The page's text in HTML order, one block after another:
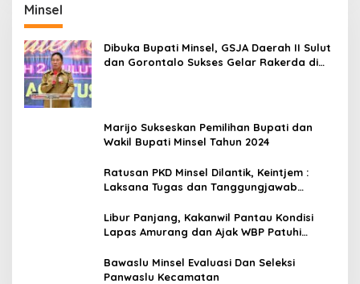
Minsel
Dibuka Bupati Minsel, GSJA Daerah II Sulut
dan Gorontalo Sukses Gelar Rakerda di
Marijo Sukseskan Pemilihan Bupati dan
Wakil Bupati Minsel Tahun 2024
Ratusan PKD Minsel Dilantik, Keintjem :
Laksana Tugas dan Tanggungjawab
Libur Panjang, Kakanwil Pantau Kondisi
Lapas Amurang dan Ajak WBP Patuhi
Bawaslu Minsel Evaluasi Dan Seleksi
Panwaslu Kecamatan